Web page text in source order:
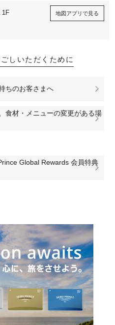
1F 地図アプリで見る
しいただくために
ちのお客さまへ
食材・メニューの変更がある場
Global Rewards 会員特典